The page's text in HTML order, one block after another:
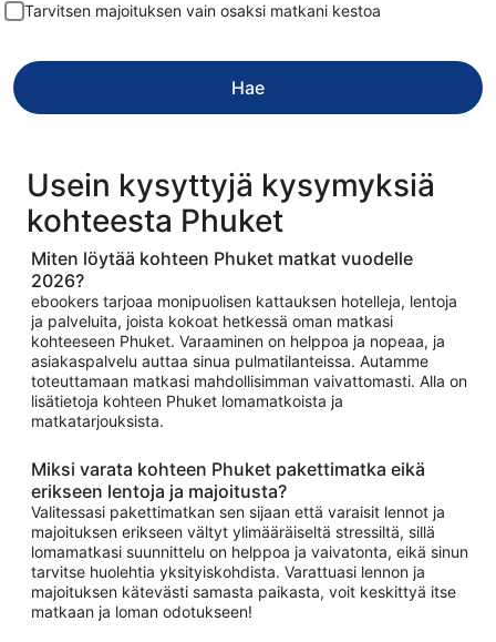
Tarvitsen majoituksen vain osaksi matkani kestoa
Hae
Usein kysyttyjä kysymyksiä
kohteesta Phuket
Miten löytää kohteen Phuket matkat vuodelle
2026?
ebookers tarjoaa monipuolisen kattauksen hotelleja, lentoja
ja palveluita, joista kokoat hetkessä oman matkasi
kohteeseen Phuket. Varaaminen on helppoa ja nopeaa, ja
asiakaspalvelu auttaa sinua pulmatilanteissa. Autamme
toteuttamaan matkasi mahdollisimman vaivattomasti. Alla on
lisätietoja kohteen Phuket lomamatkoista ja
matkatarjouksista.
Miksi varata kohteen Phuket pakettimatka eikä
erikseen lentoja ja majoitusta?
Valitessasi pakettimatkan sen sijaan että varaisit lennot ja
majoituksen erikseen vältyt ylimääräiseltä stressiltä, sillä
lomamatkasi suunnittelu on helppoa ja vaivatonta, eikä sinun
tarvitse huolehtia yksityiskohdista. Varattuasi lennon ja
majoituksen kätevästi samasta paikasta, voit keskittyä itse
matkaan ja loman odotukseen!